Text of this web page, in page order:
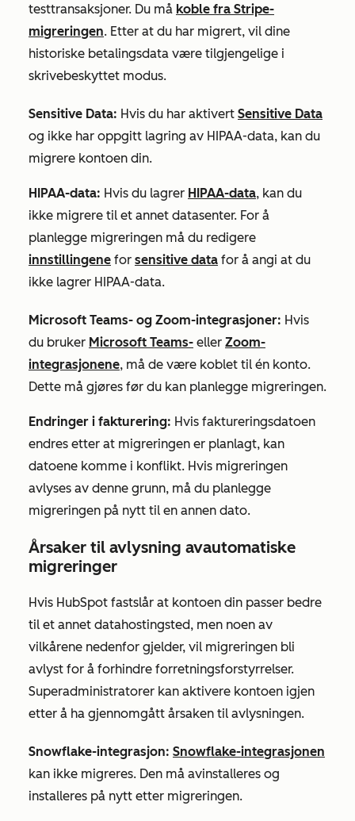
testtransaksjoner. Du må koble fra Stripe-
migreringen. Etter at du har migrert, vil dine
historiske betalingsdata være tilgjengelige i
skrivebeskyttet modus.
Sensitive Data: Hvis du har aktivert Sensitive Data
og ikke har oppgitt lagring av HIPAA-data, kan du
migrere kontoen din.
HIPAA-data: Hvis du lagrer HIPAA-data, kan du
ikke migrere til et annet datasenter. For å
planlegge migreringen må du redigere
innstillingene for sensitive data for å angi at du
ikke lagrer HIPAA-data.
Microsoft Teams- og Zoom-integrasjoner: Hvis
du bruker Microsoft Teams- eller Zoom-
integrasjonene, må de være koblet til én konto.
Dette må gjøres før du kan planlegge migreringen.
Endringer i fakturering: Hvis faktureringsdatoen
endres etter at migreringen er planlagt, kan
datoene komme i konflikt. Hvis migreringen
avlyses av denne grunn, må du planlegge
migreringen på nytt til en annen dato.
Årsaker til avlysning avautomatiske
migreringer
Hvis HubSpot fastslår at kontoen din passer bedre
til et annet datahostingsted, men noen av
vilkårene nedenfor gjelder, vil migreringen bli
avlyst for å forhindre forretningsforstyrrelser.
Superadministratorer kan aktivere kontoen igjen
etter å ha gjennomgått årsaken til avlysningen.
Snowflake-integrasjon: Snowflake-integrasjonen
kan ikke migreres. Den må avinstalleres og
installeres på nytt etter migreringen.